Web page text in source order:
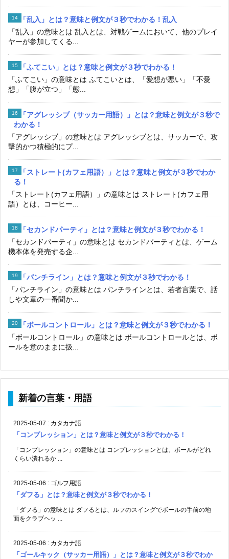
「乱入」とは？意味と例文が３秒でわかる！乱入
「乱入」の意味とは 乱入とは、対戦ゲームにおいて、他のプレイ
ヤーが参加してくる...
「ふてこい」とは？意味と例文が３秒でわかる！
「ふてこい」の意味とは ふてこいとは、「愛想が悪い」「不愛
想」「腹が立つ」「態...
「アグレッシブ（サッカー用語）」とは？意味と例文が３秒で
わかる！
「アグレッシブ」の意味とは アグレッシブとは、サッカーで、攻
撃的かつ積極的にプ...
「ストレート(カフェ用語）」とは？意味と例文が３秒でわか
る！
「ストレート(カフェ用語）」の意味とは ストレート(カフェ用
語）とは、コーヒー...
「セカンドパーティ」とは？意味と例文が３秒でわかる！
「セカンドパーティ」の意味とは セカンドパーティとは、ゲーム
機本体を発売する企...
「パンチライン」とは？意味と例文が３秒でわかる！
「パンチライン」の意味とは パンチラインとは、若者言葉で、話
しや文章の一番聞か...
「ボールコントロール」とは？意味と例文が３秒でわかる！
「ボールコントロール」の意味とは ボールコントロールとは、ボ
ールを意のままに扱...
新着の言葉・用語
2025-05-07 : カタカナ語
「コンプレッション」とは？意味と例文が３秒でわかる！
「コンプレッション」の意味とは コンプレッションとは、ボールがどれ
くらい潰れるか ...
2025-05-06 : ゴルフ用語
「ダフる」とは？意味と例文が３秒でわかる！
「ダフる」の意味とは ダフるとは、ルフのスイングでボールの手前の地
面をクラブヘッ ...
2025-05-06 : カタカナ語
「ゴールキック（サッカー用語）」とは？意味と例文が３秒でわか